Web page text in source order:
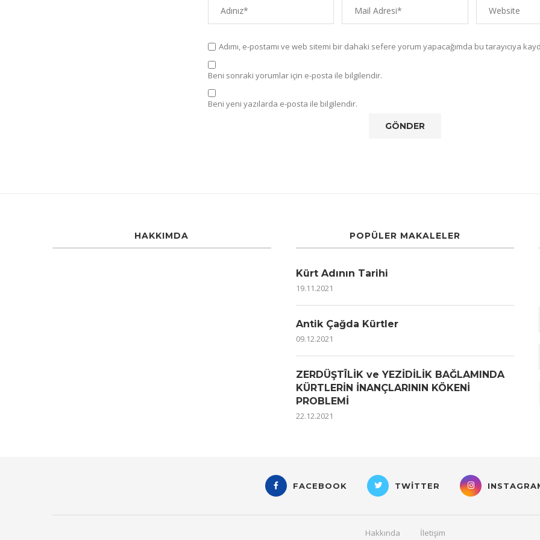
Adımı, e-postamı ve web sitemi bir dahaki sefere yorum yapacağımda bu tarayıcıya
Beni sonraki yorumlar için e-posta ile bilgilendir.
Beni yeni yazılarda e-posta ile bilgilendir.
HAKKIMDA POPÜLER MAKALELER
Kürt Adının Tarihi
19.11.2021
Antik Çağda Kürtler
09.12.2021
ZERDÜŞTÎLİK ve YEZİDİLİK BAĞLAMINDA
KÜRTLERİN İNANÇLARININ KÖKENİ
PROBLEMİ
22.12.2021
FACEBOOK TWITTER
Hakkında İletişim